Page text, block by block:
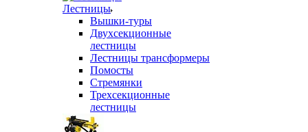
Лестницы
Вышки-туры
Двухсекционные
лестницы
Лестницы трансформеры
Помосты
Стремянки
Трехсекционные
лестницы